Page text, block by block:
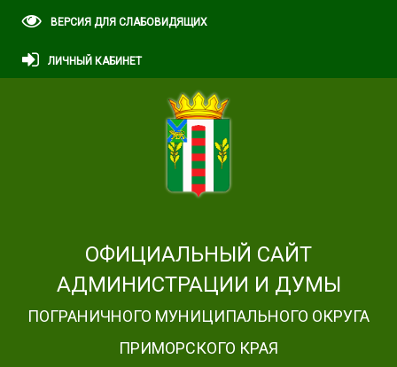
ВЕРСИЯ ДЛЯ СЛАБОВИДЯЩИХ
ЛИЧНЫЙ КАБИНЕТ
ОФИЦИАЛЬНЫЙ САЙТ
АДМИНИСТРАЦИИ И ДУМЫ
ПОГРАНИЧНОГО МУНИЦИПАЛЬНОГО ОКРУГА
ПРИМОРСКОГО КРАЯ